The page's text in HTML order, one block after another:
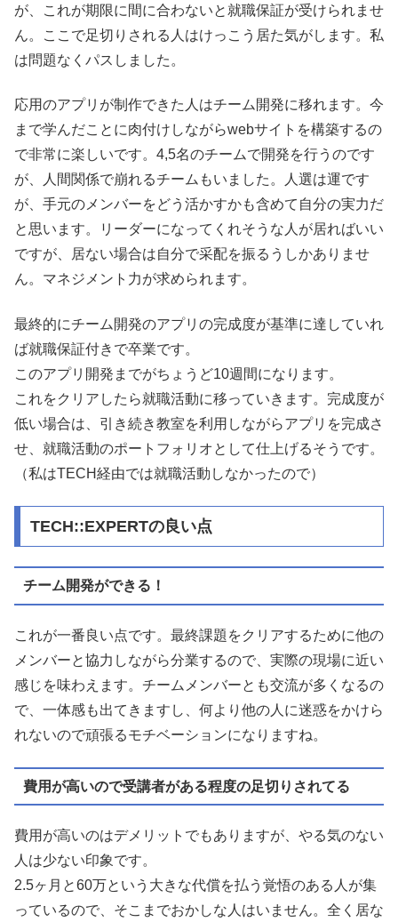
が、これが期限に間に合わないと就職保証が受けられませ
ん。ここで足切りされる人はけっこう居た気がします。私
は問題なくパスしました。
応用のアプリが制作できた人はチーム開発に移れます。今
まで学んだことに肉付けしながらwebサイトを構築するの
で非常に楽しいです。4,5名のチームで開発を行うのです
が、人間関係で崩れるチームもいました。人選は運です
が、手元のメンバーをどう活かすかも含めて自分の実力だ
と思います。リーダーになってくれそうな人が居ればいい
ですが、居ない場合は自分で采配を振るうしかありませ
ん。マネジメント力が求められます。
最終的にチーム開発のアプリの完成度が基準に達していれ
ば就職保証付きで卒業です。
このアプリ開発までがちょうど10週間になります。
これをクリアしたら就職活動に移っていきます。完成度が
低い場合は、引き続き教室を利用しながらアプリを完成さ
せ、就職活動のポートフォリオとして仕上げるそうです。
（私はTECH経由では就職活動しなかったので）
TECH::EXPERTの良い点
チーム開発ができる！
これが一番良い点です。最終課題をクリアするために他の
メンバーと協力しながら分業するので、実際の現場に近い
感じを味わえます。チームメンバーとも交流が多くなるの
で、一体感も出てきますし、何より他の人に迷惑をかけら
れないので頑張るモチベーションになりますね。
費用が高いので受講者がある程度の足切りされてる
費用が高いのはデメリットでもありますが、やる気のない
人は少ない印象です。
2.5ヶ月と60万という大きな代償を払う覚悟のある人が集
っているので、そこまでおかしな人はいません。全く居な